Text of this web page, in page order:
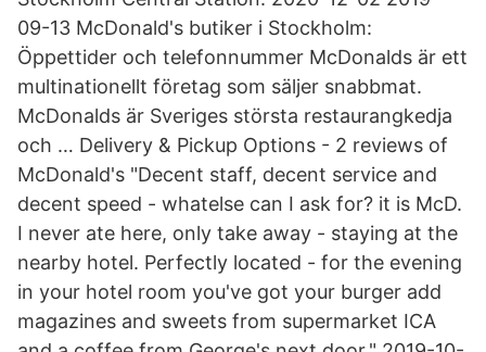
09-13 McDonald's butiker i Stockholm:
Öppettider och telefonnummer McDonalds är ett
multinationellt företag som säljer snabbmat.
McDonalds är Sveriges största restaurangkedja
och … Delivery & Pickup Options - 2 reviews of
McDonald's "Decent staff, decent service and
decent speed - whatelse can I ask for? it is McD.
I never ate here, only take away - staying at the
nearby hotel. Perfectly located - for the evening
in your hotel room you've got your burger add
magazines and sweets from supermarket ICA